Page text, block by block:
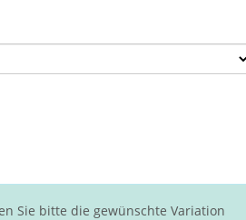
Sie bitte die gewünschte Variation